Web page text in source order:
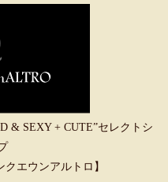
& SEXY + CUTE”セレクトシ
エウンアルトロ】